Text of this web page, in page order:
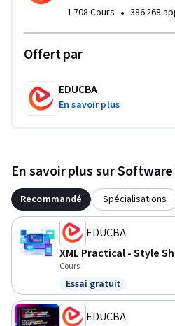
1 708 Cours • 386 268
Offert par
EDUCBA
En savoir plus
En savoir plus sur
Recommandé Spécialisations
EDUCBA
XML Practical - Style
Cours
Statut : Essai gratuit
Essai gratuit
EDUCBA